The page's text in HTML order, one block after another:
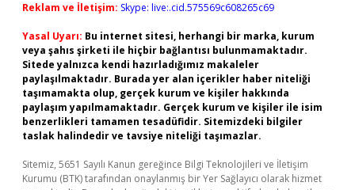
Reklam ve İletişim: Skype: live:.cid.575569c608265c69
Yasal Uyarı: Bu internet sitesi, herhangi bir marka, kurum
veya şahıs şirketi ile hiçbir bağlantısı bulunmamaktadır.
Sitede yalnızca kendi hazırladığımız makaleler
paylaşılmaktadır. Burada yer alan içerikler haber niteliği
taşımamakta olup, gerçek kurum ve kişiler hakkında
paylaşım yapılmamaktadır. Gerçek kurum ve kişiler ile isim
benzerlikleri tamamen tesadüfidir. Sitemizdeki bilgiler
taslak halindedir ve tavsiye niteliği taşımazlar.
Sitemiz, 5651 Sayılı Kanun gereğince Bilgi Teknolojileri ve İletişim
Kurumu (BTK) tarafından onaylanmış bir Yer Sağlayıcı olarak hizmet